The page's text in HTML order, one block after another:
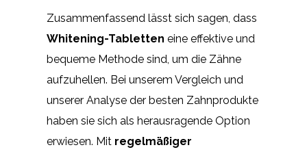
Zusammenfassend lässt sich sagen, dass
Whitening-Tabletten eine effektive und
bequeme Methode sind, um die Zähne
aufzuhellen. Bei unserem Vergleich und
unserer Analyse der besten Zahnprodukte
haben sie sich als herausragende Option
erwiesen. Mit regelmäßiger